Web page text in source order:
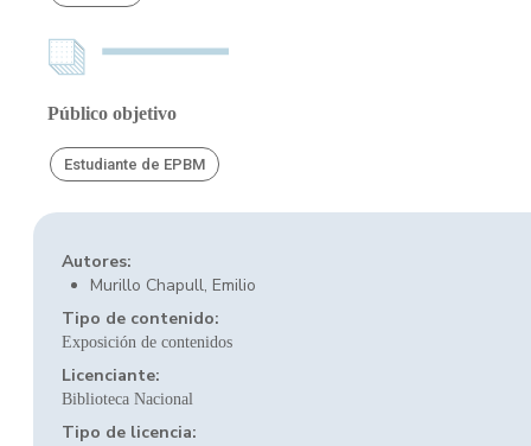
Público objetivo
Estudiante de EPBM
Autores:
Murillo Chapull, Emilio
Tipo de contenido:
Exposición de contenidos
Licenciante:
Biblioteca Nacional
Tipo de licencia: